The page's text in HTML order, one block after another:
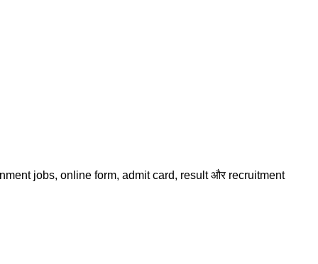
jobs, online form, admit card, result और recruitment